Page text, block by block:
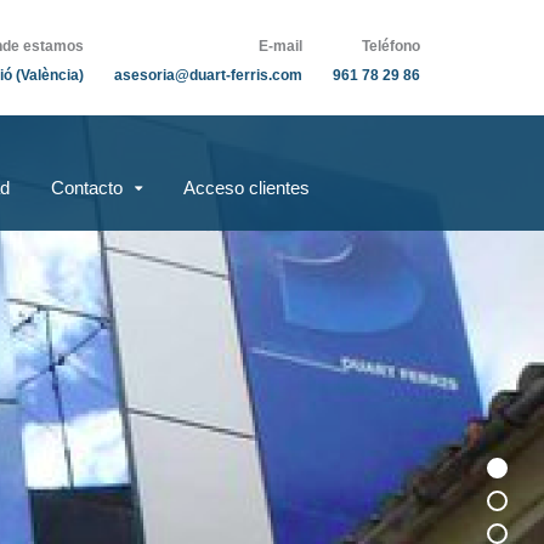
Teléfono
961 78 29 86
E-mail
asesoria@duart-ferris.com
estamos
(València)
Contacto Acceso clientes